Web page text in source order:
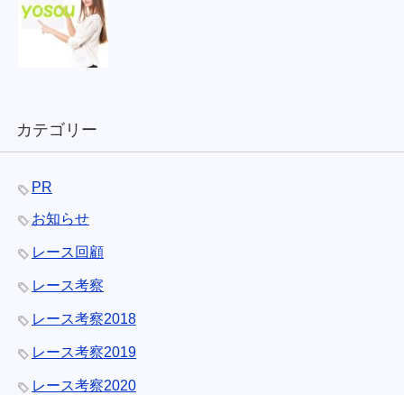
カテゴリー
PR
お知らせ
レース回顧
レース考察
レース考察2018
レース考察2019
レース考察2020